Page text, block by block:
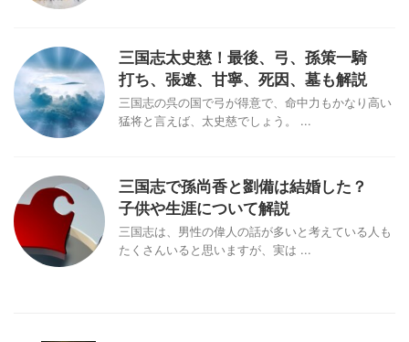
三国志太史慈！最後、弓、孫策一騎
打ち、張遼、甘寧、死因、墓も解説
三国志の呉の国で弓が得意で、命中力もかなり高い
猛将と言えば、太史慈でしょう。 ...
三国志で孫尚香と劉備は結婚した？
子供や生涯について解説
三国志は、男性の偉人の話が多いと考えている人も
たくさんいると思いますが、実は ...